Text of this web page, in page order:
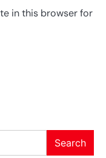
in this browser for
Search